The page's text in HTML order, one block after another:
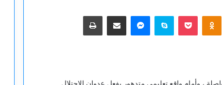
Odnoklassniki
‫Pocketسكايبماسنجرمشاركة عبر البريد طباعة